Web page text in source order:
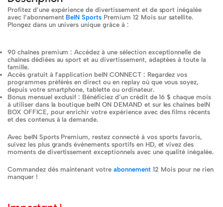
achat
Profitez d’une expérience de divertissement et de sport inégalée
avec l’abonnement BeIN Sports Premium 12 Mois sur satellite.
Plongez dans un univers unique grâce à :
90 chaînes premium : Accédez à une sélection exceptionnelle de
chaînes dédiées au sport et au divertissement, adaptées à toute la
famille.
Accès gratuit à l’application beIN CONNECT : Regardez vos
programmes préférés en direct ou en replay où que vous soyez,
depuis votre smartphone, tablette ou ordinateur.
Bonus mensuel exclusif : Bénéficiez d’un crédit de 16 $ chaque mois
à utiliser dans la boutique beIN ON DEMAND et sur les chaînes beIN
BOX OFFICE, pour enrichir votre expérience avec des films récents
et des contenus à la demande.
Avec beIN Sports Premium, restez connecté à vos sports favoris,
suivez les plus grands événements sportifs en HD, et vivez des
moments de divertissement exceptionnels avec une qualité inégalée.
Commandez dès maintenant votreabonnement12 Mois pour ne rien
manquer !